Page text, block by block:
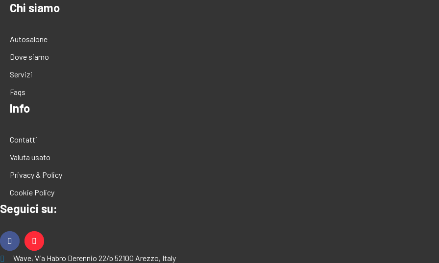
Chi siamo
Autosalone
Dove siamo
Servizi
Faqs
Info
Contatti
Valuta usato
Privacy & Policy
Cookie Policy
Seguici su:
Wave, Via Habro Derennio 22/b 52100 Arezzo, Italy